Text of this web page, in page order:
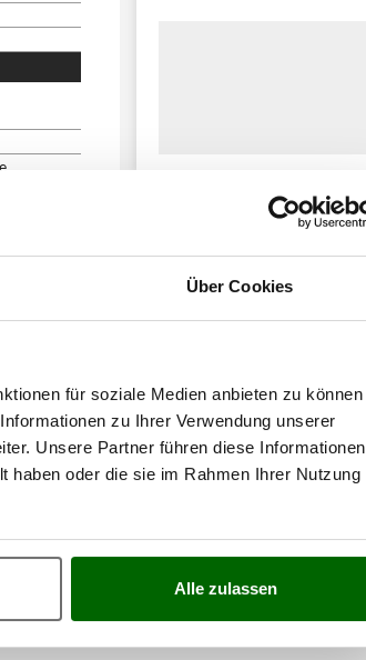
Über Cookies
für soziale Medien anbieten zu können
zu Ihrer Verwendung unserer
Unsere Partner führen diese Informationen
haben oder die sie im Rahmen Ihrer Nutzung
Alle zulassen